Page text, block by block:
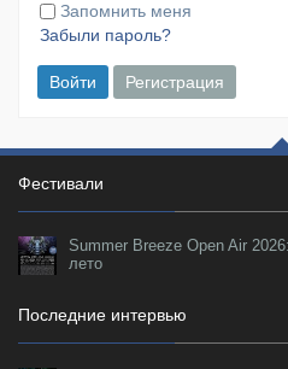
Запомнить меня
Забыли пароль?
Войти Регистрация
Фестивали
Summer Breeze Open Air
лето
Последние интервью